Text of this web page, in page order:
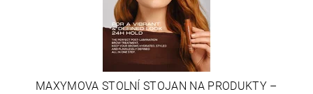
MAXYMOVA STOLNÍ STOJAN NA PRODUKTY –